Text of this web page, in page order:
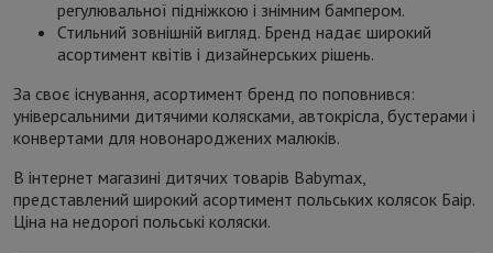
регулювальної підніжкою і знімним бампером.
Стильний зовнішній вигляд. Бренд надає широкий
асортимент квітів і дизайнерських рішень.
За своє існування, асортимент бренд по поповнився:
універсальними дитячими колясками, автокрісла, бустерами і
конвертами для новонароджених малюків.
В інтернет магазині дитячих товарів Babymax,
представлений широкий асортимент польських колясок Баір.
Ціна на недорогі польські коляски.